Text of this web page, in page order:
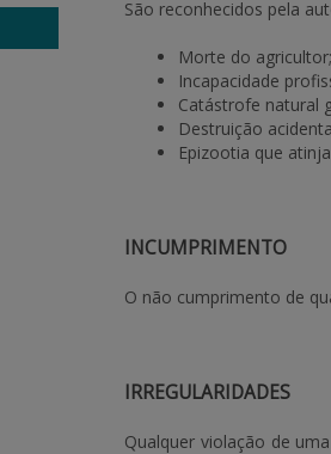
São reconhecidos pela
Morte do agricultor;
Incapacidade
Catástrofe natural
Destruição
Epizootia que
INCUMPRIMENTO
O não cumprimento de
IRREGULARIDADES
Qualquer violação de